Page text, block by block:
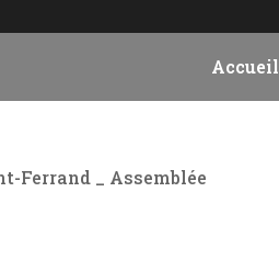
Accueil
Ferrand _ Assemblée